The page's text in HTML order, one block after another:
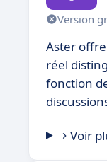
Version
Aster
réel
fonction
Voir